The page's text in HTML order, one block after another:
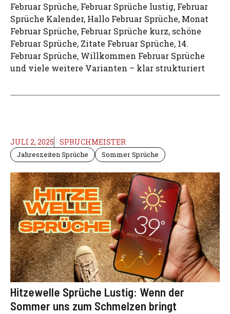
Februar Sprüche, Februar Sprüche lustig, Februar
Sprüche Kalender, Hallo Februar Sprüche, Monat
Februar Sprüche, Februar Sprüche kurz, schöne
Februar Sprüche, Zitate Februar Sprüche, 14.
Februar Sprüche, Willkommen Februar Sprüche
und viele weitere Varianten – klar strukturiert
JULI 2, 2025 SPRUCHMEISTER
Jahreszeiten Sprüche Sommer Sprüche
Hitzewelle Sprüche Lustig: Wenn der
Sommer uns zum Schmelzen bringt